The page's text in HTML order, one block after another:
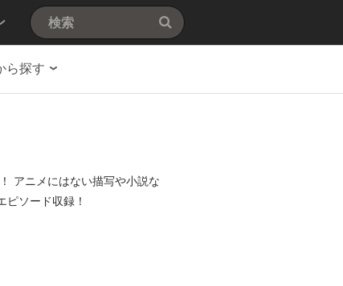
ら探す
アニメにはない描写や小説な
ソード収録！